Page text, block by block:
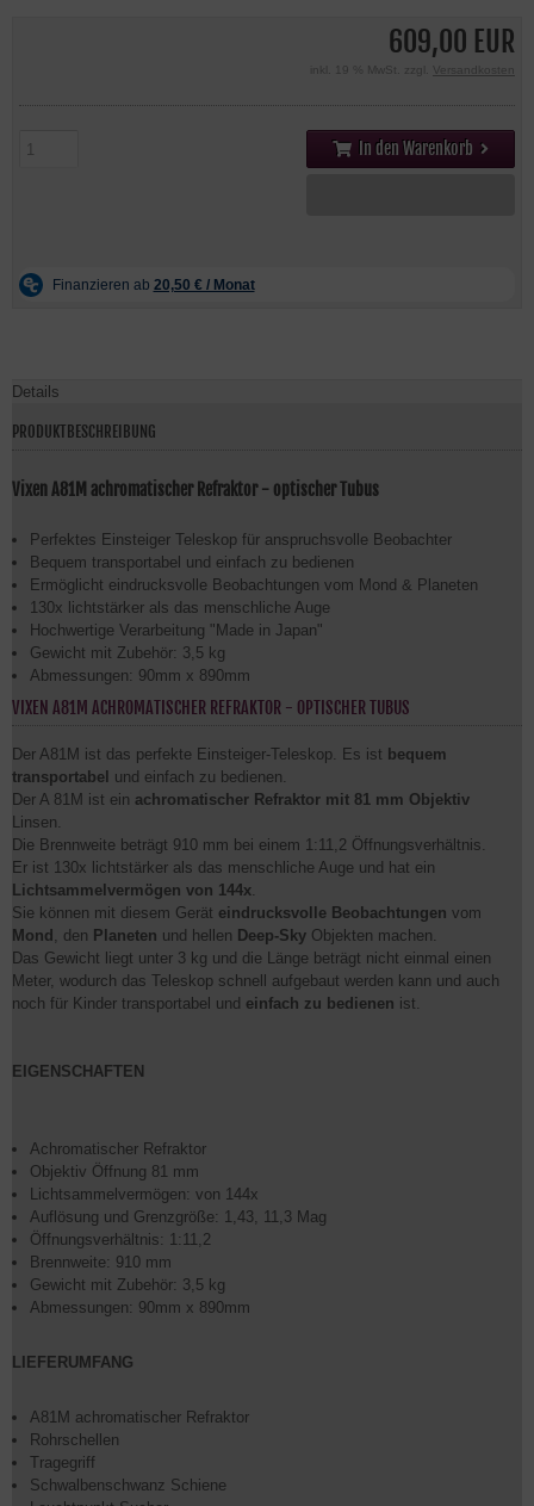
609,00 EUR
inkl. 19 % MwSt. zzgl. Versandkosten
In den Warenkorb
Details
PRODUKTBESCHREIBUNG
Vixen A81M achromatischer Refraktor - optischer Tubus
Perfektes Einsteiger Teleskop für anspruchsvolle Beobachter
Bequem transportabel und einfach zu bedienen
Ermöglicht eindrucksvolle Beobachtungen vom Mond & Planeten
130x lichtstärker als das menschliche Auge
Hochwertige Verarbeitung "Made in Japan"
Gewicht mit Zubehör: 3,5 kg
Abmessungen: 90mm x 890mm
VIXEN A81M ACHROMATISCHER REFRAKTOR - OPTISCHER TUBUS
​Der A81M ist das perfekte Einsteiger-Teleskop. Es ist bequem
transportabel und einfach zu bedienen.
Der A 81M ist ein achromatischer Refraktor mit 81 mm Objektiv
Linsen.
Die Brennweite beträgt 910 mm bei einem 1:11,2 Öffnungsverhältnis.
Er ist 130x lichtstärker als das menschliche Auge und hat ein
Lichtsammelvermögen von 144x.
Sie können mit diesem Gerät eindrucksvolle Beobachtungen vom
Mond , den Planeten und hellen Deep-Sky Objekten machen.
Das Gewicht liegt unter 3 kg und die Länge beträgt nicht einmal einen
Meter, wodurch das Teleskop schnell aufgebaut werden kann und auch
noch für Kinder transportabel und einfach zu bedienen ist.
EIGENSCHAFTEN
Achromatischer Refraktor
Objektiv Öffnung 81 mm
Lichtsammelvermögen: von 144x
Auflösung und Grenzgröße: 1,43, 11,3 Mag
Öffnungsverhältnis: 1:11,2
Brennweite: 910 mm
Gewicht mit Zubehör: 3,5 kg
Abmessungen: 90mm x 890mm
LIEFERUMFANG
A81M achromatischer Refraktor
Rohrschellen
Tragegriff
Schwalbenschwanz Schiene